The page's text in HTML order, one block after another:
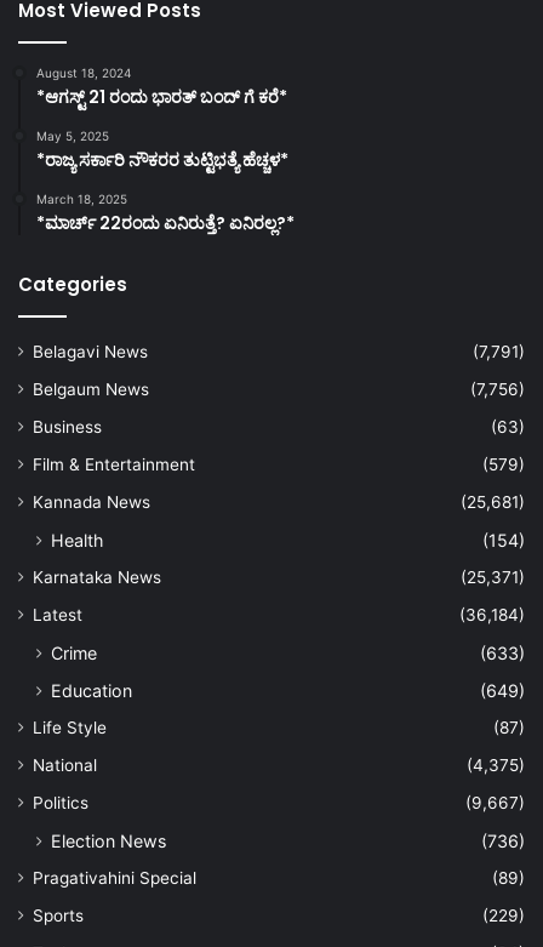
Most Viewed Posts
August 18, 2024
*ಆಗಸ್ಟ್ 21 ರಂದು ಭಾರತ್‌ ಬಂದ್‌ ಗೆ ಕರೆ*
May 5, 2025
*ರಾಜ್ಯ ಸರ್ಕಾರಿ ನೌಕರರ ತುಟ್ಟಿಭತ್ಯೆ ಹೆಚ್ಚಳ*
March 18, 2025
*ಮಾರ್ಚ್ 22ರಂದು ಏನಿರುತ್ತೆ? ಏನಿರಲ್ಲ?*
Categories
Belagavi News
(7,791)
Belgaum News
(7,756)
Business
(63)
Film & Entertainment
(579)
Kannada News
(25,681)
Health (154)
Karnataka News
(25,371)
Latest
(36,184)
Crime
(633)
Education
(649)
Life Style
(87)
National
(4,375)
Politics
(9,667)
Election News (736)
Pragativahini Special
(89)
Sports
(229)